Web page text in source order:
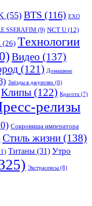
(55) BTS (116) EXO
SSERAFIM (9) NCT U (12)
(26) Tехнологии
Видео (137)
(121) Домашние
Звёзды в джунглях (6)
Клипы (122) Красота (7)
релизы
Сокровища императора
Стиль жизни (138)
Титаны (31) Утро
Экстрасенсы (8)